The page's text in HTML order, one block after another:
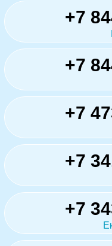
+7
+7
+7
+7
+7